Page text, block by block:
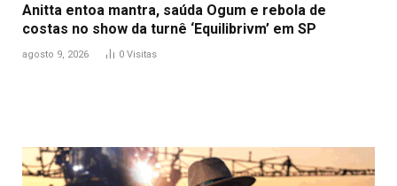
Anitta entoa mantra, saúda Ogum e rebola de
costas no show da turnê ‘Equilibrivm’ em SP
agosto 9, 2026 0 Visitas